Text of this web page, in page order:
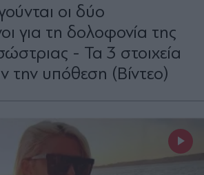
οι δύο
για τη δολοφονία της
- Τα 3 στοιχεία
την υπόθεση (Βίντεο)